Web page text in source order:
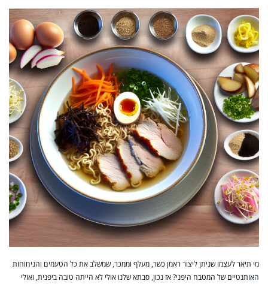
מי תיאר לעצמו שניתן ליצור ראמן כשר, מעלף וממכר, שמשלב את כל הטעמים והניחוחות
האותנטיים של המטבח היפני? אז נכון, סבתא שלנו אולי לא הייתה טובה ביפנית, ואולי